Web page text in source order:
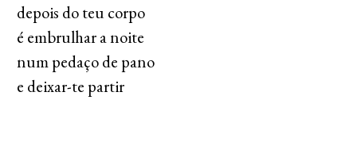
depois do teu corpo
é embrulhar a noite
num pedaço de pano
e deixar-te partir